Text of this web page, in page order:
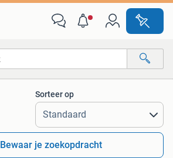
Alle afstanden…
Sorteer op
Bewaar je zoekopdracht